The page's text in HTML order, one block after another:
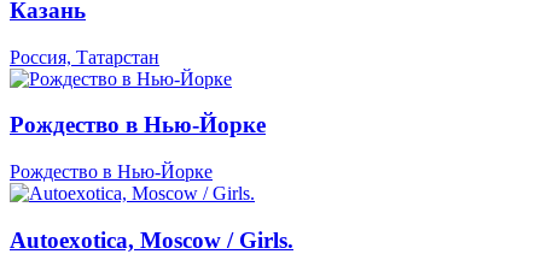
Казань
Россия, Татарстан
Рождество в Нью-Йорке
Рождество в Нью-Йорке
Autoexotica, Moscow / Girls.